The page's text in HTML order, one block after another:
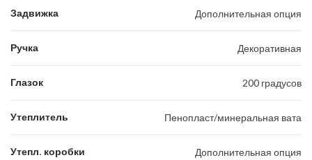
Задвижка Дополнительная опция
Ручка Декоративная
Глазок 200 градусов
Утеплитель Пенопласт/минеральная вата
Утепл. коробки Дополнительная опция